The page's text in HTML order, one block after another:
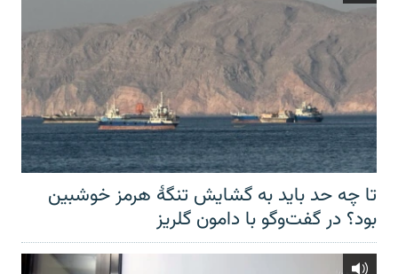
تا چه حد باید به گشایش تنگهٔ هرمز خوشبین
بود؟ در گفت‌وگو با دامون گلریز